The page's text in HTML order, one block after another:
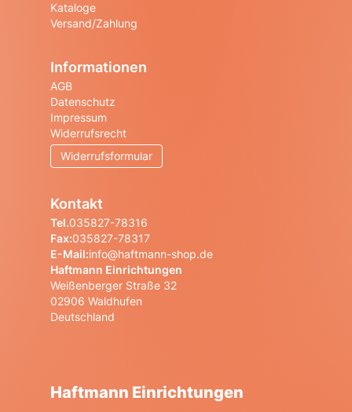
Kataloge
Versand/Zahlung
Informationen
AGB
Datenschutz
Impressum
Widerrufsrecht
Widerrufsformular
Kontakt
Tel.035827-78316
Fax:035827-78317
E-Mail:info@haftmann-shop.de
Haftmann Einrichtungen
Weißenberger Straße 32
02906 Waldhufen
Deutschland
Haftmann Einrichtungen